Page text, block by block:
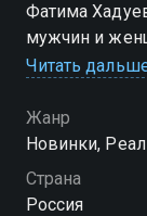
Фатима
мужчин и
отношениях. В
чтобы лучше
будет
или
Читать
Жанр
Новинки,
Страна
Россия